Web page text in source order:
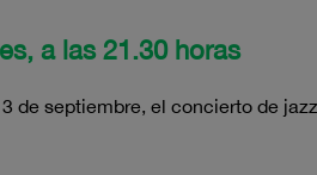
a las 21.30 horas
de septiembre, el concierto de